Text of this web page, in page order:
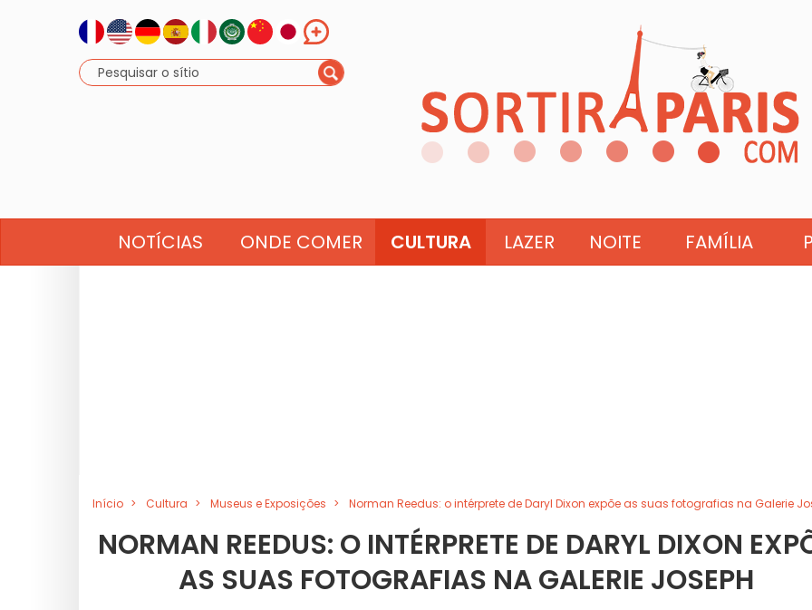
NOTÍCIAS ONDE COMER CULTURA LAZER NOITE FAMÍLIA
Início Cultura Museus e Exposições Norman Reedus: o intérprete de Daryl Dixon expõe as suas fotografias na Galerie
NORMAN REEDUS: O INTÉRPRETE DE DARYL DIXON
AS SUAS FOTOGRAFIAS NA GALERIE JOSEPH